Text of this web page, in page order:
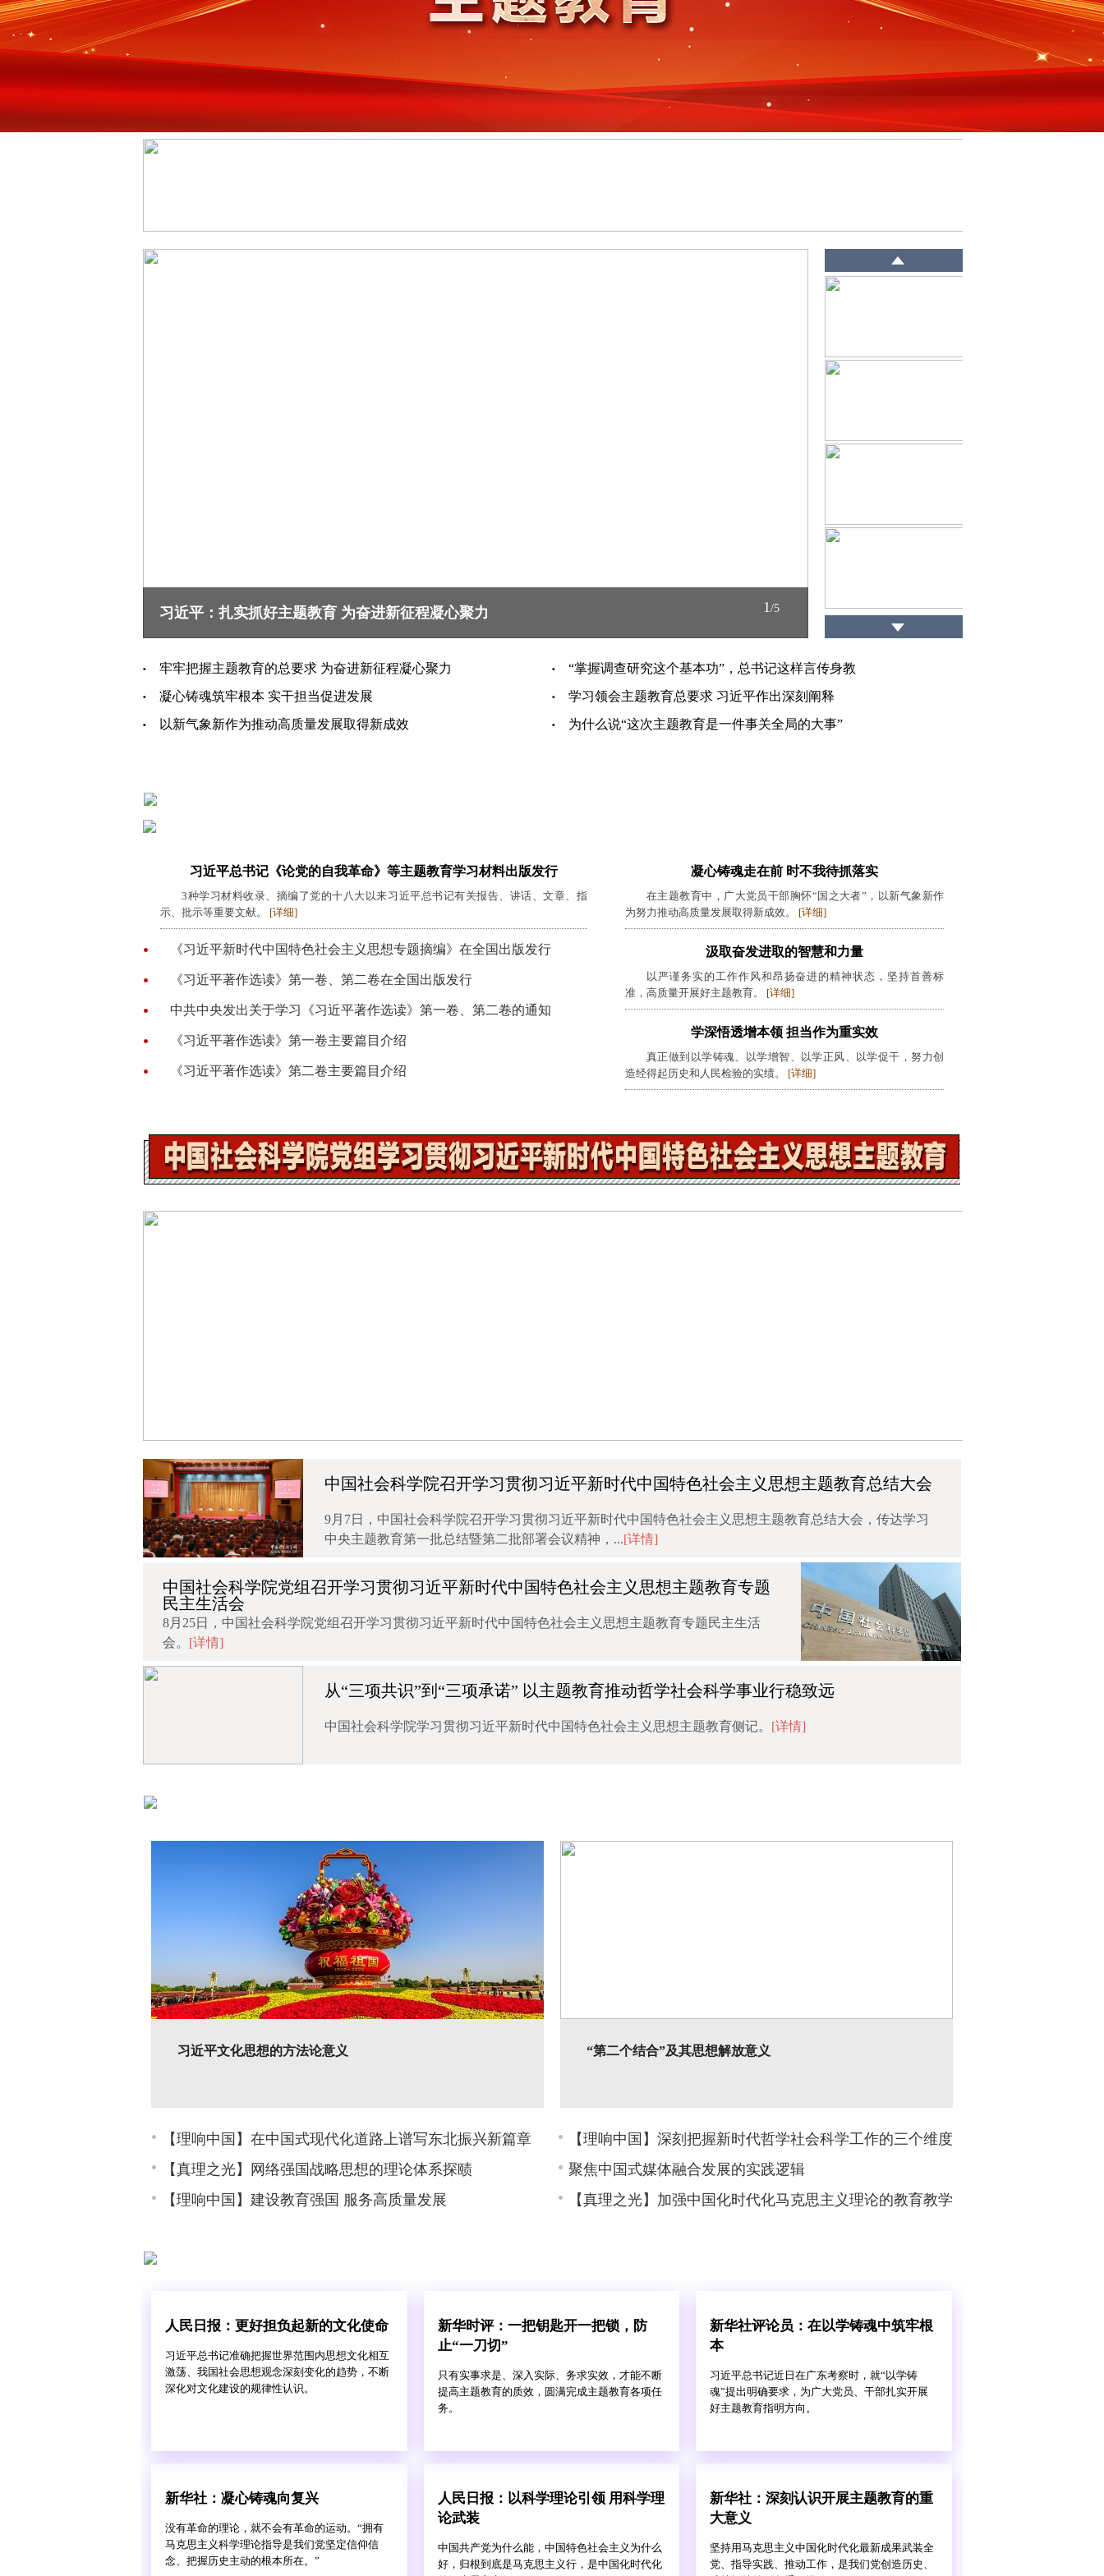
习近平：扎实抓好主题教育 为奋进新征程凝心聚力
习近平：在二十届中央政治局第四次集体学习时的讲话
第一批学习贯彻习近平新时代中国特色社会主义思想主题教育全面启动
1/5
牢牢把握主题教育的总要求 为奋进新征程凝心聚力
“掌握调查研究这个基本功”，总书记这样言传身教
凝心铸魂筑牢根本 实干担当促进发展
学习领会主题教育总要求 习近平作出深刻阐释
以新气象新作为推动高质量发展取得新成效
为什么说“这次主题教育是一件事关全局的大事”
习近平总书记《论党的自我革命》等主题教育学习材料出版发行
3种学习材料收录、摘编了党的十八大以来习近平总书记有关报告、讲话、文章、指
示、批示等重要文献。 [详细]
《习近平新时代中国特色社会主义思想专题摘编》在全国出版发行
《习近平著作选读》第一卷、第二卷在全国出版发行
中共中央发出关于学习《习近平著作选读》第一卷、第二卷的通知
《习近平著作选读》第一卷主要篇目介绍
《习近平著作选读》第二卷主要篇目介绍
凝心铸魂走在前 时不我待抓落实
在主题教育中，广大党员干部胸怀“国之大者”，以新气象新作
为努力推动高质量发展取得新成效。 [详细]
汲取奋发进取的智慧和力量
以严谨务实的工作作风和昂扬奋进的精神状态，坚持首善标
准，高质量开展好主题教育。 [详细]
学深悟透增本领 担当作为重实效
真正做到以学铸魂、以学增智、以学正风、以学促干，努力创
造经得起历史和人民检验的实绩。 [详细]
中国社会科学院召开学习贯彻习近平新时代中国特色社会主义思想主题教育总结大会
9月7日，中国社会科学院召开学习贯彻习近平新时代中国特色社会主义思想主题教育总结大会，传达学习
中央主题教育第一批总结暨第二批部署会议精神，...[详情]
中国社会科学院党组召开学习贯彻习近平新时代中国特色社会主义思想主题教育专题
民主生活会
8月25日，中国社会科学院党组召开学习贯彻习近平新时代中国特色社会主义思想主题教育专题民主生活
会。 [详情]
从“三项共识”到“三项承诺” 以主题教育推动哲学社会科学事业行稳致远
中国社会科学院学习贯彻习近平新时代中国特色社会主义思想主题教育侧记。 [详情]
习近平文化思想的方法论意义 “第二个结合”及其思想解放意义
【理响中国】在中国式现代化道路上谱写东北振兴新篇章
【真理之光】网络强国战略思想的理论体系探赜
【理响中国】建设教育强国 服务高质量发展
【理响中国】深刻把握新时代哲学社会科学工作的三个维度
聚焦中国式媒体融合发展的实践逻辑
【真理之光】加强中国化时代化马克思主义理论的教育教学
人民日报：更好担负起新的文化使命
习近平总书记准确把握世界范围内思想文化相互
激荡、我国社会思想观念深刻变化的趋势，不断
深化对文化建设的规律性认识。
新华时评：一把钥匙开一把锁，防
止“一刀切”
只有实事求是、深入实际、务求实效，才能不断
提高主题教育的质效，圆满完成主题教育各项任
务。
新华社评论员：在以学铸魂中筑牢根
本
习近平总书记近日在广东考察时，就“以学铸
魂”提出明确要求，为广大党员、干部扎实开展
好主题教育指明方向。
新华社：凝心铸魂向复兴
没有革命的理论，就不会有革命的运动。“拥有
马克思主义科学理论指导是我们党坚定信仰信
念、把握历史主动的根本所在。”
人民日报：以科学理论引领 用科学理
论武装
中国共产党为什么能，中国特色社会主义为什么
好，归根到底是马克思主义行，是中国化时代化
新华社：深刻认识开展主题教育的重
大意义
坚持用马克思主义中国化时代化最新成果武装全
党、指导实践、推动工作，是我们党创造历史、